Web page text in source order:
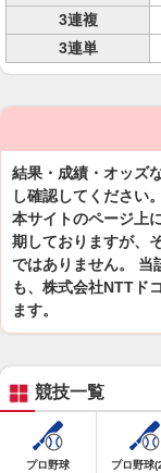
3連複
3連単
結果・成績・オッズ
し確認してください。
本サイトのページ上
期しておりますが、
ではありません。 当
も、株式会社NTTド
ます。
競技一覧
プロ野球 プロ野球